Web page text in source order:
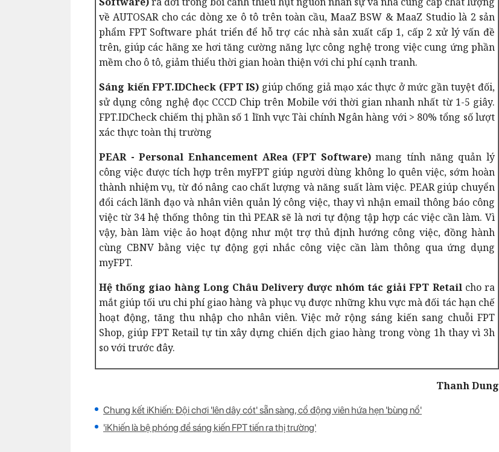
về AUTOSAR cho các dòng xe ô tô trên toàn cầu, MaaZ BSW & MaaZ Studio là 2 sản
phẩm FPT Software phát triển để hỗ trợ các nhà sản xuất cấp 1, cấp 2 xử lý vấn đề
trên, giúp các hãng xe hơi tăng cường năng lực công nghệ trong việc cung ứng phần
mềm cho ô tô, giảm thiểu thời gian hoàn thiện với chi phí cạnh tranh.
Sáng kiến FPT.IDCheck (FPT IS) giúp chống giả mạo xác thực ở mức gần tuyệt đối,
sử dụng công nghệ đọc CCCD Chip trên Mobile với thời gian nhanh nhất từ 1-5 giây.
FPT.IDCheck chiếm thị phần số 1 lĩnh vực Tài chính Ngân hàng với > 80% tổng số lượt
xác thực toàn thị trường
PEAR - Personal Enhancement ARea (FPT Software)mang tính năng quản lý
công việc được tích hợp trên myFPT giúp người dùng không lo quên việc, sớm hoàn
thành nhiệm vụ, từ đó nâng cao chất lượng và năng suất làm việc. PEAR giúp chuyển
đổi cách lãnh đạo và nhân viên quản lý công việc, thay vì nhận email thông báo công
việc từ 34 hệ thống thông tin thì PEAR sẽ là nơi tự động tập hợp các việc cần làm. Vì
vậy, bàn làm việc ảo hoạt động như một trợ thủ định hướng công việc, đồng hành
cùng CBNV bằng việc tự động gợi nhắc công việc cần làm thông qua ứng dụng
myFPT.
Hệ thống giao hàng Long Châu Delivery được nhóm tác giải FPT Retailcho ra
mắt giúp tối ưu chi phí giao hàng và phục vụ được những khu vực mà đối tác hạn chế
hoạt động, tăng thu nhập cho nhân viên. Việc mở rộng sáng kiến sang chuỗi FPT
Shop, giúp FPT Retail tự tin xây dựng chiến dịch giao hàng trong vòng 1h thay vì 3h
so với trước đây.
Thanh Dung
Chung kết iKhiến: Đội chơi 'lên dây cót' sẵn sàng, cổ động viên hứa hẹn 'bùng nổ'
'iKhiến là bệ phóng để sáng kiến FPT tiến ra thị trường'